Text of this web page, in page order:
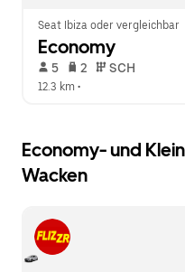
schließen.
Seat Ibiza oder vergleichbar
Economy
5 2 SCH
12.3 km •
Economy- und
Wacken